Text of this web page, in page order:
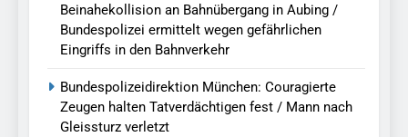
Beinahekollision an Bahnübergang in Aubing /
Bundespolizei ermittelt wegen gefährlichen
Eingriffs in den Bahnverkehr
Bundespolizeidirektion München: Couragierte
Zeugen halten Tatverdächtigen fest / Mann nach
Gleissturz verletzt